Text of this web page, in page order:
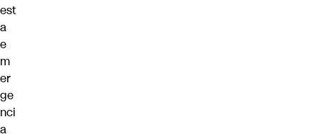
est
a
e
m
er
ge
nci
a